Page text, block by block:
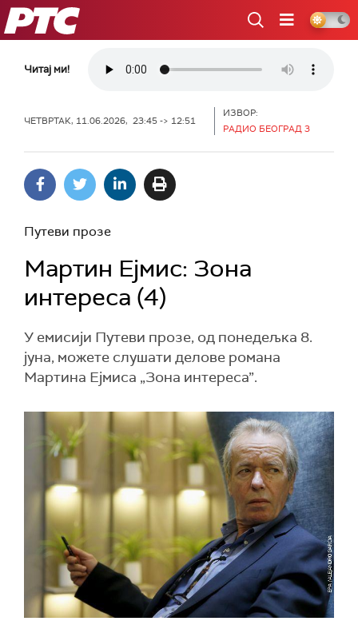
РТС
Читај ми!
ЧЕТВРТАК, 11.06.2026, 23:45 -> 12:51
ИЗВОР:
РАДИО БЕОГРАД 3
Путеви прозе
Мартин Ејмис: Зона
интереса (4)
У емисији Путеви прозе, од понедељка 8.
јуна, можете слушати делове романа
Мартина Ејмиса „Зона интереса”.